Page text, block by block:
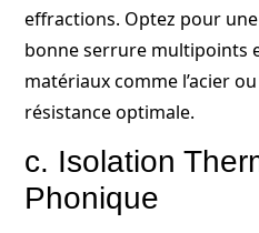
effractions. Optez pour
bonne serrure multipoints
matériaux comme l’acier
résistance optimale.
c. Isolation
Phonique